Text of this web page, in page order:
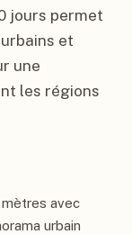
jours permet
et
une
les régions
mètres avec
urbain